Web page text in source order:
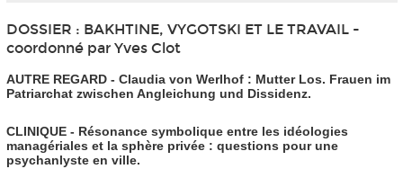
DOSSIER : BAKHTINE, VYGOTSKI ET LE TRAVAIL -
coordonné par Yves Clot
AUTRE REGARD - Claudia von Werlhof : Mutter Los. Frauen im
Patriarchat zwischen Angleichung und Dissidenz.
CLINIQUE - Résonance symbolique entre les idéologies
managériales et la sphère privée : questions pour une
psychanlyste en ville.